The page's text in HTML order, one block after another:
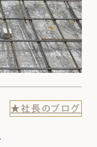
★社長のブログ